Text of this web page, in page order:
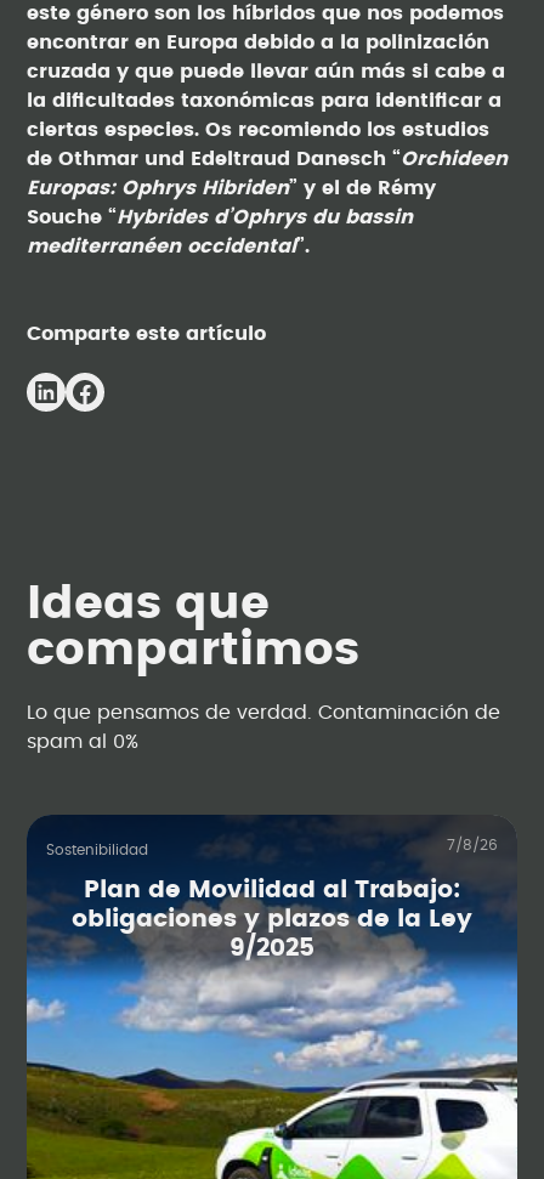
Comparte este artículo
este género son los híbridos que nos podemos
encontrar en Europa debido a la polinización
cruzada y que puede llevar aún más si cabe a
la dificultades taxonómicas para identificar a
ciertas especies. Os recomiendo los estudios
de Othmar und Edeltraud Danesch “Orchideen
Europas: Ophrys Hibriden” y el de Rémy
Souche “Hybrides d’Ophrys du bassin
mediterranéen occidental”.
Ideas que
compartimos
Lo que pensamos de verdad. Contaminación de
spam al 0%
Sostenibilidad 7/8/26
Plan de Movilidad al Trabajo:
obligaciones y plazos de la Ley
9/2025